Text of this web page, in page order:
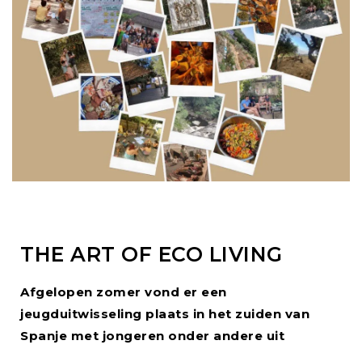
THE ART OF ECO LIVING
Afgelopen zomer vond er een
jeugduitwisseling plaats in het zuiden van
Spanje met jongeren onder andere uit